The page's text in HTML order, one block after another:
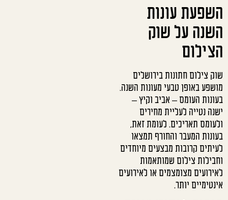
השפעת עונות
השנה על שוק
הצילום
שוק צילום חתונות בירושלים
מושפע באופן טבעי מעונות השנה.
בעונות העומס – אביב וקיץ –
ישנה נטייה לעליית מחירים
ולעומס תאריכים. לעומת זאת,
בעונות המעבר והחורף תמצאו
לעיתים קרובות מבצעים מיוחדים
וחבילות צילום שמותאמות
לאירועים מצומצמים או לאירועים
אינטימיים יותר.